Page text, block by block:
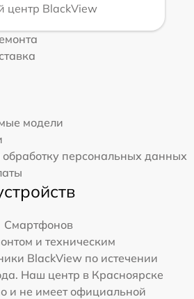
центр BlackView
модели
обработку персональных данных
Смартфонов
и техническим
BlackView по истечении
Наш центр в Красноярске
и не имеет официальной